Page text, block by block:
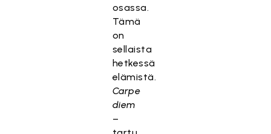
osassa.
Tämä
on
sellaista
hetkessä
elämistä.
Carpe
diem
–